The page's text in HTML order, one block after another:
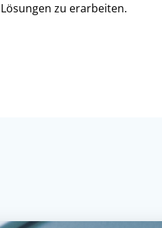
Lösungen zu erarbeiten.